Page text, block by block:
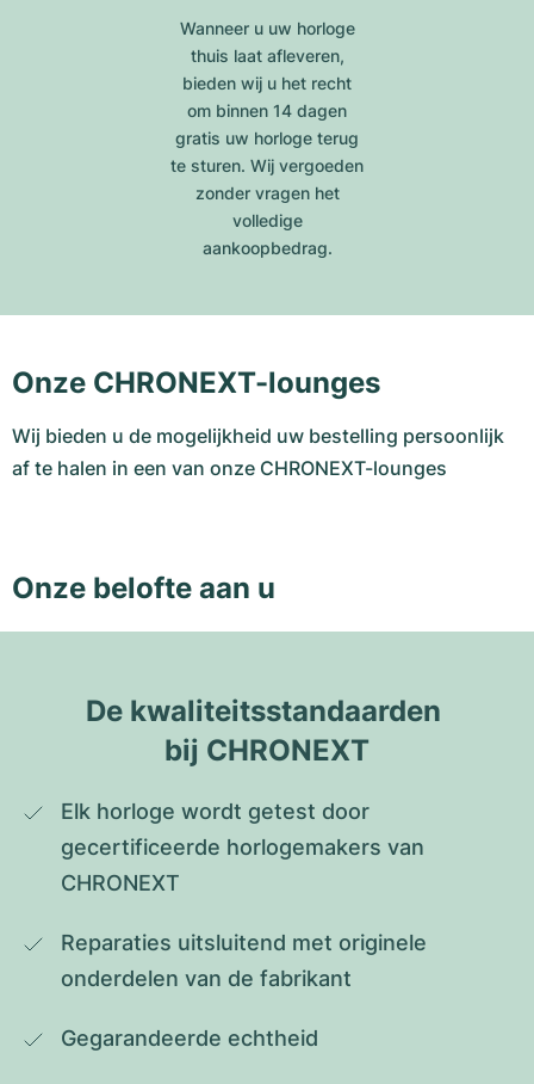
Wanneer u uw horloge
thuis laat afleveren,
bieden wij u het recht
om binnen 14 dagen
gratis uw horloge terug
te sturen. Wij vergoeden
zonder vragen het
volledige
aankoopbedrag.
Onze CHRONEXT-lounges
Wij bieden u de mogelijkheid uw bestelling persoonlijk
af te halen in een van onze CHRONEXT-lounges
Onze belofte aan u
De kwaliteitsstandaarden
bij CHRONEXT
Elk horloge wordt getest door
gecertificeerde horlogemakers van
CHRONEXT
Reparaties uitsluitend met originele
onderdelen van de fabrikant
Gegarandeerde echtheid